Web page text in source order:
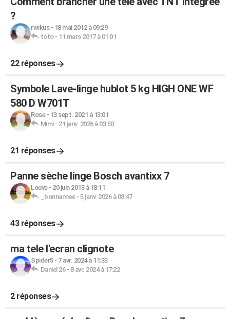
?
rwikus- 18 mai 2012 à 09:29
toto- 11 mars 2017 à 01:01
22 réponses
Symbole Lave-linge hublot 5 kg HIGH ONE WF
580 D W701T
Rose- 13 sept. 2021 à 13:01
Mimi- 21 janv. 2026 à 03:50
21 réponses
Panne sèche linge Bosch avantixx 7
Louve- 20 juin 2013 à 18:11
_bonnannee- 5 janv. 2026 à 08:47
43 réponses
ma tele l'ecran clignote
Spider5- 7 avr. 2024 à 11:33
Daniel 26- 8 avr. 2024 à 17:22
2 réponses